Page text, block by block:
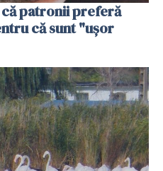
patronii preferă
că sunt "uşor